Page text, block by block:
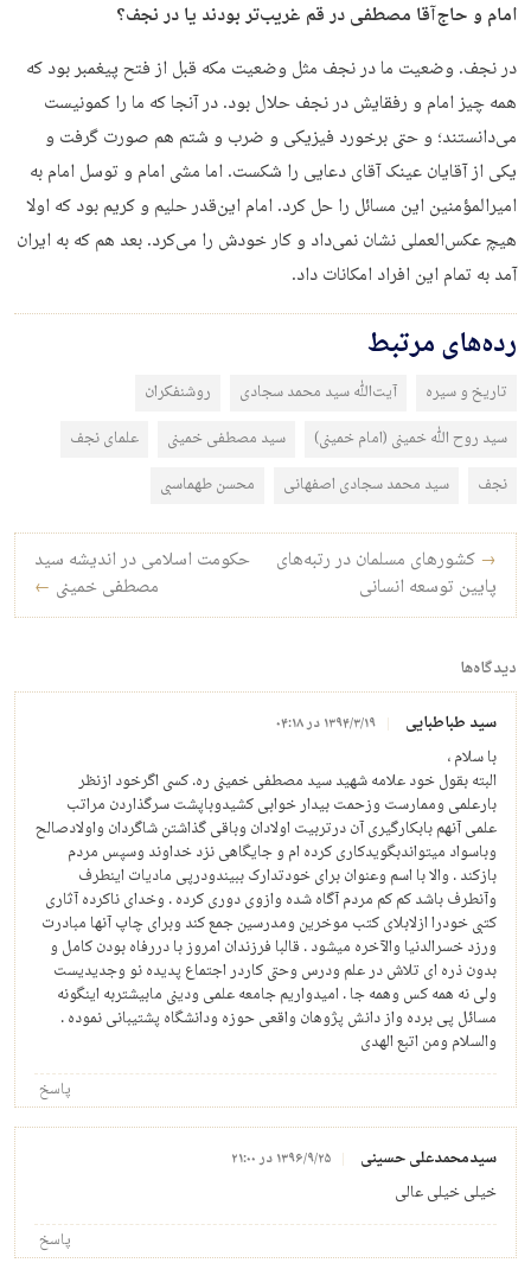
امام و حاج‌آقا مصطفی در قم غریب‌تر بودند یا در نجف؟
در نجف. وضعیت ما در نجف مثل وضعیت مکه قبل از فتح پیغمبر بود که
همه چیز امام و رفقایش در نجف حلال بود. در آنجا که ما را کمونیست
می‌دانستند؛ و حتی برخورد فیزیکی و ضرب و شتم هم صورت گرفت و
یکی از آقایان عینک آقای دعایی را شکست. اما مشی امام و توسل امام به
امیرالمؤمنین این مسائل را حل کرد. امام این‌قدر حلیم و کریم بود که اولا
هیچ عکس‌العملی نشان نمی‌داد و کار خودش را می‌کرد. بعد هم که به ایران
آمد به تمام این افراد امکانات داد.
رده‌های مرتبط
تاریخ و سیره آیت‌الله سید محمد سجادی
روشنفکران
سید روح الله خمینی (امام خمینی)
سید مصطفی خمینی
علمای نجف
نجف
سید محمد سجادی اصفهانی محسن طهماسبی
راه‌بری نوشته
→ کشورهای مسلمان در رتبه‌های
پایین توسعه انسانی
حکومت اسلامی در اندیشه سید
مصطفی خمینی ←
دیدگاه‌ها
سید طباطبایی ۱۳۹۴/۳/۱۹ در ۰۴:۱۸
با سلام ،
البته بقول خود علامه شهید سید مصطفی خمینی ره. کسی اگرخود ازنظر
بارعلمی وممارست وزحمت بیدار خوابی کشیدوباپشت سرگذاردن مراتب
علمی آنهم بابکارگیری آن درتربیت اولادان وباقی گذاشتن شاگردان واولادصالح
وباسواد میتواندبگویدکاری کرده ام و جایگاهی نزد خداوند وسپس مردم
بازکند . والا با اسم وعنوان برای خودتدارک ببیندودرپی مادیات اینطرف
وآنطرف باشد کم کم مردم آگاه شده وازوی دوری کرده . وخدای ناکرده آثاری
کتبی خودرا ازلابلای کتب موخرین ومدرسین جمع کند وبرای چاپ آنها مبادرت
ورزد خسرالدنیا والآخره میشود . قالبا فرزندان امروز با دررفاه بودن کامل و
بدون ذره ای تلاش در علم ودرس وحتی کاردر اجتماع پدیده نو وجدیدیست
ولی نه همه کس وهمه جا . امیدواریم جامعه علمی ودینی مابیشتربه اینگونه
مسائل پی برده واز دانش پژوهان واقعی حوزه ودانشگاه پشتیبانی نموده .
والسلام ومن اتبع الهدی
پاسخ
سیدمحمدعلی حسینی ۱۳۹۶/۹/۲۵ در ۲۱:۰۰
خیلی خیلی عالی
پاسخ